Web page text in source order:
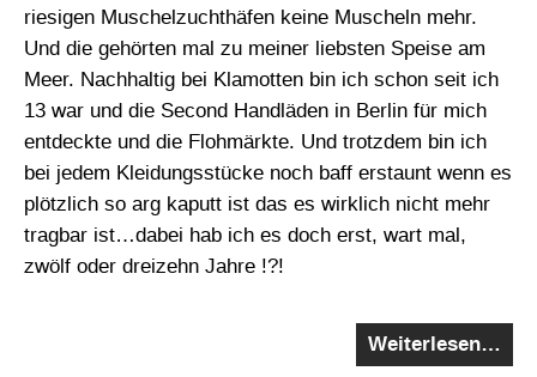
riesigen Muschelzuchthäfen keine Muscheln mehr.
Und die gehörten mal zu meiner liebsten Speise am
Meer. Nachhaltig bei Klamotten bin ich schon seit ich
13 war und die Second Handläden in Berlin für mich
entdeckte und die Flohmärkte. Und trotzdem bin ich
bei jedem Kleidungsstücke noch baff erstaunt wenn es
plötzlich so arg kaputt ist das es wirklich nicht mehr
tragbar ist…dabei hab ich es doch erst, wart mal,
zwölf oder dreizehn Jahre !?!
Weiterlesen…